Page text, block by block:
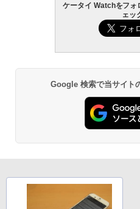
ケータイ Watchをフォ
ェッ
Google 検索で当サイト